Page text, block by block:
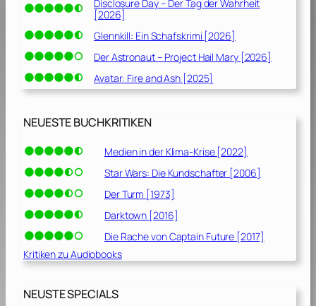
Disclosure Day – Der Tag der Wahrheit
[2026]
Glennkill: Ein Schafskrimi [2026]
Der Astronaut – Project Hail Mary [2026]
Avatar: Fire and Ash [2025]
NEUESTE BUCHKRITIKEN
Medien in der Klima-Krise [2022]
Star Wars: Die Kundschafter [2006]
Der Turm [1973]
Darktown [2016]
Die Rache von Captain Future [2017]
Kritiken zu Audiobooks
NEUSTE SPECIALS